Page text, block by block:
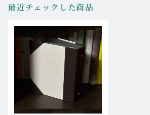
最近チェックした商品